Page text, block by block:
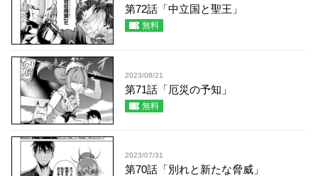
第72話「中立国と聖王」
無料
2023/08/21
第71話「厄災の予知」
無料
2023/07/31
第70話「別れと新たな脅威」